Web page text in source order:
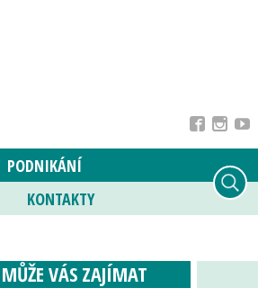
PODNIKÁNÍ
KONTAKTY
MŮŽE VÁS ZAJÍMAT